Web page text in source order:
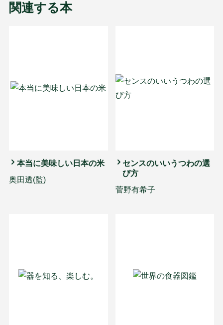
関連する本
本当に美味しい日本の米
奥田透(監)
センスのいいうつわの選
び方
菅野有希子